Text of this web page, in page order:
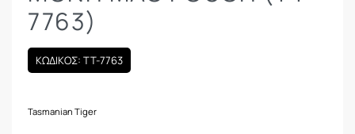
7763)
ΚΩΔΙΚΟΣ: TT-7763
Tasmanian Tiger